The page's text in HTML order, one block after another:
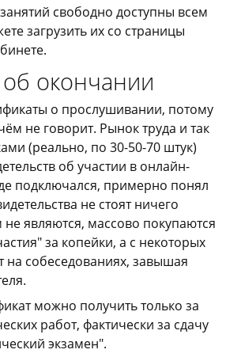
свободно доступны всем
загрузить их со страницы
окончании
о прослушивании, потому
не говорит. Рынок труда и так
(реально, по 30-50-70 штук)
об участии в онлайн-
подключался, примерно понял
не стоят ничего
являются, массово покупаются
за копейки, а с некоторых
на собеседованиях, завышая
можно получить только за
работ, фактически за сдачу
экзамен".